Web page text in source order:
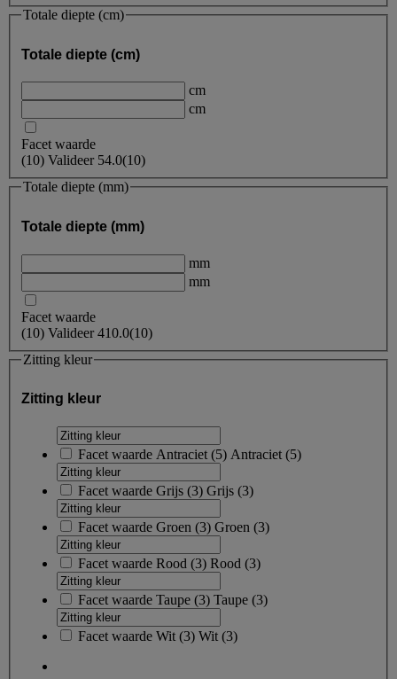
Totale diepte (cm)
Totale diepte (cm)
cm
cm
Facet waarde
(10) Valideer 54.0(10)
Totale diepte (mm)
Totale diepte (mm)
mm
mm
Facet waarde
(10) Valideer410.0(10)
Zitting kleur
Zitting kleur
Facet waarde Antraciet (5) Antraciet (5)
Facet waarde Grijs (3) Grijs (3)
Facet waarde Groen (3) Groen (3)
Facet waarde Rood (3) Rood (3)
Facet waarde Taupe (3) Taupe (3)
Facet waarde Wit (3) Wit (3)